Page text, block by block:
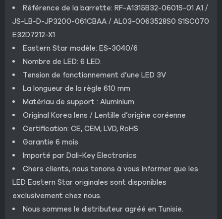
Référence de la barrette: RF-A1315B32-0601S-01 A1 /
JS-LB-D-JP3200-061CBAA / AL03-0063528S0 S1SC070
E32D7212-X1
Eastern Star modèle: ES-3040/6
Nombre de LED: 6 LED.
Tension de fonctionnement d’une LED 3V
La longueur de la règle 610 mm
Matériau de support : Aluminium
Original Korea lens / Lentille d’origine coréenne
Certification: CE, CEM, LVD, RoHS
Garantie 6 mois
Importé par Dali-Key Electronics
Chers clients, nous tenons à vous informer que les
LED Eastern Star originales sont disponibles
exclusivement chez nous.
Nous sommes le distributeur agréé en Tunisie.